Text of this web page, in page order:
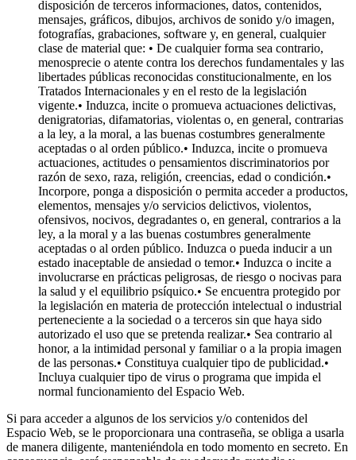
disposición de terceros informaciones, datos, contenidos,
mensajes, gráficos, dibujos, archivos de sonido y/o imagen,
fotografías, grabaciones, software y, en general, cualquier
clase de material que: • De cualquier forma sea contrario,
menosprecie o atente contra los derechos fundamentales y las
libertades públicas reconocidas constitucionalmente, en los
Tratados Internacionales y en el resto de la legislación
vigente.• Induzca, incite o promueva actuaciones delictivas,
denigratorias, difamatorias, violentas o, en general, contrarias
a la ley, a la moral, a las buenas costumbres generalmente
aceptadas o al orden público.• Induzca, incite o promueva
actuaciones, actitudes o pensamientos discriminatorios por
razón de sexo, raza, religión, creencias, edad o condición.•
Incorpore, ponga a disposición o permita acceder a productos,
elementos, mensajes y/o servicios delictivos, violentos,
ofensivos, nocivos, degradantes o, en general, contrarios a la
ley, a la moral y a las buenas costumbres generalmente
aceptadas o al orden público. Induzca o pueda inducir a un
estado inaceptable de ansiedad o temor.• Induzca o incite a
involucrarse en prácticas peligrosas, de riesgo o nocivas para
la salud y el equilibrio psíquico.• Se encuentra protegido por
la legislación en materia de protección intelectual o industrial
perteneciente a la sociedad o a terceros sin que haya sido
autorizado el uso que se pretenda realizar.• Sea contrario al
honor, a la intimidad personal y familiar o a la propia imagen
de las personas.• Constituya cualquier tipo de publicidad.•
Incluya cualquier tipo de virus o programa que impida el
normal funcionamiento del Espacio Web.
Si para acceder a algunos de los servicios y/o contenidos del
Espacio Web, se le proporcionara una contraseña, se obliga a usarla
de manera diligente, manteniéndola en todo momento en secreto. En